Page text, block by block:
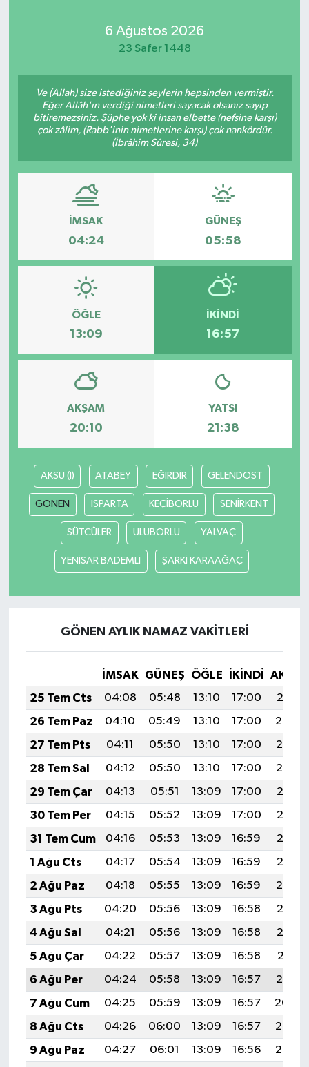
6 Ağustos 2026
23 Safer 1448
Ve (Allah) size istediğiniz şeylerin hepsinden vermiştir.
Eğer Allâh'ın verdiği nimetleri sayacak olsanız sayıp
bitiremezsiniz. Şüphe yok ki insan elbette (nefsine karşı)
çok zâlim, (Rabb'inin nimetlerine karşı) çok nankördür.
(İbrâhîm Sûresi, 34)
İMSAK
04:24
GÜNEŞ
05:58
ÖĞLE
13:09
İKINDI
16:57
AKŞAM
20:10
YATSI
21:38
AKSU (I) ATABEY EĞİRDİR GELENDOST
GÖNEN ISPARTA KEÇİBORLU SENİRKENT
SÜTCÜLER ULUBORLU YALVAÇ
YENİSAR BADEMLİ ŞARKİ KARAAĞAÇ
GÖNEN AYLIK NAMAZ VAKITLERI
İMSAK GÜNEŞ ÖĞLE İKINDI
25 Tem Cts
04:08 05:48 13:10 17:00
20:21
26 Tem Paz
04:10 05:49 13:10 17:00
20:20
27 Tem Pts
04:11 05:50 13:10 17:00
20:19
28 Tem Sal
04:12 05:50 13:10 17:00
20:19
29 Tem Çar
04:13 05:51 13:09 17:00
20:18
30 Tem Per
04:15 05:52 13:09 17:00
20:17
31 Tem Cum
04:16 05:53 13:09 16:59
20:16
1 Ağu Cts
04:17 05:54 13:09 16:59
20:15
2 Ağu Paz
04:18 05:55 13:09 16:59
20:14
3 Ağu Pts
04:20 05:56 13:09 16:58
20:13
4 Ağu Sal
04:21 05:56 13:09 16:58
20:12
5 Ağu Çar
04:22 05:57 13:09 16:58
20:11
6 Ağu Per
04:24 05:58 13:09 16:57
20:10
7 Ağu Cum
04:25 05:59 13:09 16:57
20:09
8 Ağu Cts
04:26 06:00 13:09 16:57
20:08
9 Ağu Paz
04:27 06:01 13:09 16:56
20:06
Yaşam